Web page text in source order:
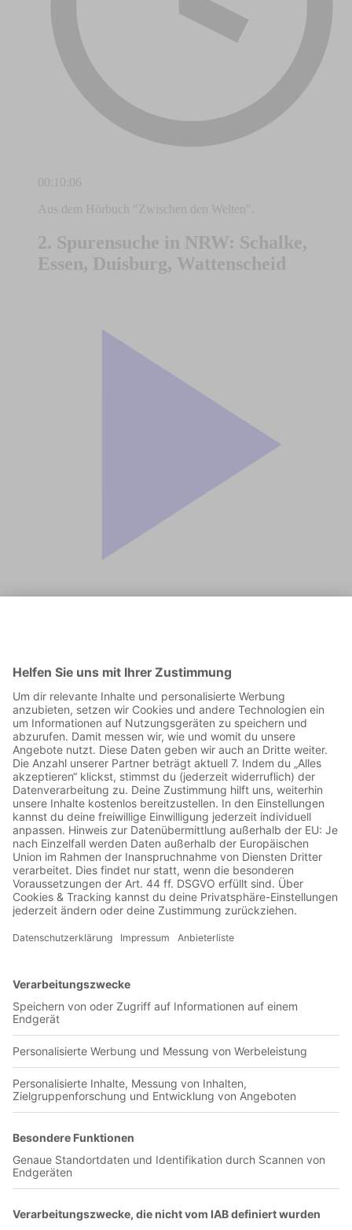
00:10:06
Aus dem Hörbuch "Zwischen den Welten".
2. Spurensuche in NRW: Schalke,
Essen, Duisburg, Wattenscheid
00:37:00
Aus dem Hörbuch "Zwischen den Welten".
Olympia-Verlag GmbH